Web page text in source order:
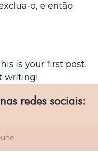
o, e então
is your first post.
writing!
redes sociais: